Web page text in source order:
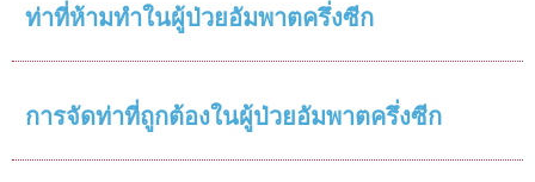
ท่าที่ห้ามทำในผู้ป่วยอัมพาตครึ่งซีก
การจัดท่าที่ถูกต้องในผู้ป่วยอัมพาตครึ่งซีก